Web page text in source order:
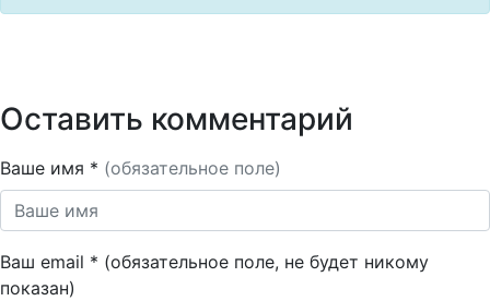
Оставить комментарий
Ваше имя * (обязательное поле)
Ваш email * (обязательное поле, не будет никому
показан)